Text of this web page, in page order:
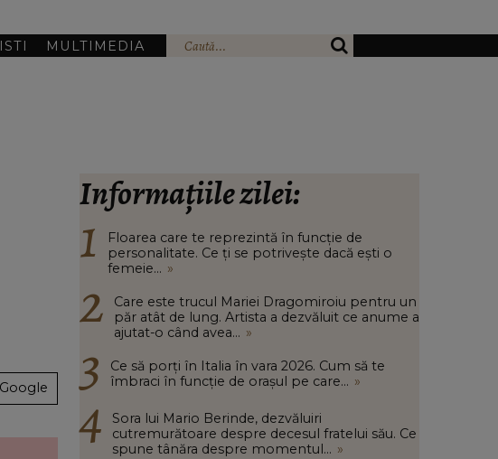
MULTIMEDIA
Informațiile zilei:
Floarea care te reprezintă în funcție de
personalitate. Ce ți se potrivește dacă ești o
femeie... »
Care este trucul Mariei Dragomiroiu pentru un
păr atât de lung. Artista a dezvăluit ce anume a
ajutat-o când avea... »
Ce să porți în Italia în vara 2026. Cum să te
îmbraci în funcție de orașul pe care... »
Sora lui Mario Berinde, dezvăluiri
cutremurătoare despre decesul fratelui său. Ce
spune tânăra despre momentul... »